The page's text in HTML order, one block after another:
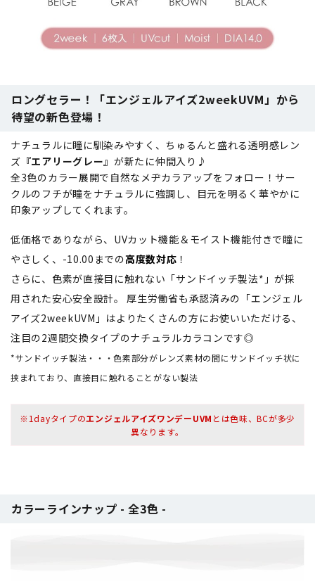
ロングセラー！「エンジェルアイズ2weekUVM」から
待望の新色登場！
ナチュラルに瞳に馴染みやすく、ちゅるんと盛れる透明感レン
ズ 『エアリーグレー』が新たに仲間入り♪
全3色のカラー展開で自然なメヂカラアップをフォロー！サー
クルのフチが瞳をナチュラルに強調し、目元を明るく華やかに
印象アップしてくれます。
低価格でありながら、UVカット機能＆モイスト機能付きで瞳に
やさしく、-10.00までの高度数対応 ！
さらに、色素が直接目に触れない「サンドイッチ製法*」が採
用された安心安全設計。 厚生労働省も承認済みの「エンジェル
アイズ2weekUVM」はよりたくさんの方にお使いいただける、
注目の2週間交換タイプのナチュラルカラコンです◎
*サンドイッチ製法・・・色素部分がレンズ素材の間にサンドイッチ状に
挟まれており、直接目に触れることがない製法
※1dayタイプのエンジェルアイズワンデーUVM とは色味、BCが多少
異なります。
カラーラインナップ - 全3色 -